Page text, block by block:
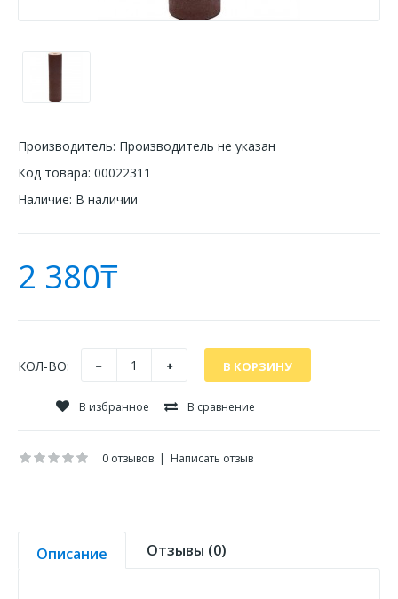
Производитель: Производитель не указан
Код товара: 00022311
Наличие: В наличии
2 380₸
КОЛ-ВО:
В избранное В сравнение
0 отзывов | Написать отзыв
Описание Отзывы (0)